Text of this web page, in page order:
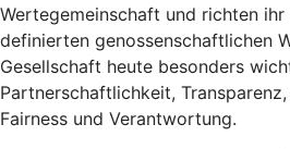
Wertegemeinschaft und richten ihr
definierten genossenschaftlichen
Gesellschaft heute besonders
Partnerschaftlichkeit,
Fairness und Verantwortung.